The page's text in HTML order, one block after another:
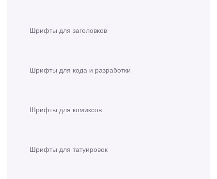
Шрифты для заголовков
Шрифты для кода и разработки
Шрифты для комиксов
Шрифты для татуировок